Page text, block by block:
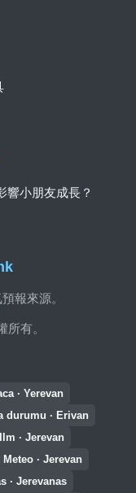
報來源。
有。
響小朋友成長？
· Yerevan
durumu · Erivan
Ilm · Jerevan
Meteo · Jerevan
· Jerevanas